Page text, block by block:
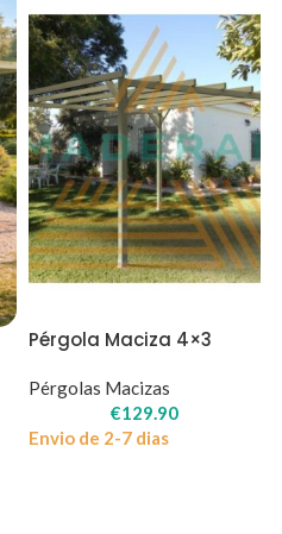
Pérgola Maciza 4×3
Pérgolas Macizas
€129.90
Envio de 2-7 dias